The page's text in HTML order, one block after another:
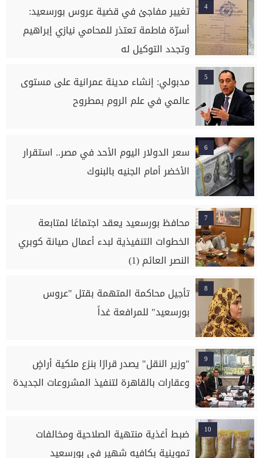
4
تغيير مفاجئ في قضية عروس بورسعيد:
أسرّة فاطمة تعتذر للمحامي نيازي إبراهيم
وتجدد التوكيل له
5
مدبولي: إنشاء مدينة عمرانية على مستوى
عالمي في علم الروم بمطروح
6
سعر الدولار اليوم الأحد في مصر.. استقرار
الأخضر أمام الجنيه بالبنوك
7
محافظ بورسعيد يعقد اجتماعًا لمتابعة
الخطوات التنفيذية لبدء أعمال صيانة كوبري
النصر العائم (1)
8
تأجيل محاكمة المتهمة بقتل "عروس
بورسعيد" للمرافعة غداً
9
"وزير النقل" يصدر قرارًا بنزع ملكية أراضٍ
وعقارات بالقاهرة لتنفيذ المشروعات الجديدة
10
ضبط أغذية منتهية الصلاحية ومخالفات
تموينية بكافيه شهير في بورسعيد